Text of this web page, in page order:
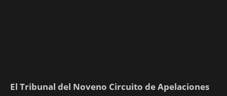
El Tribunal del Noveno Circuito de Apelaciones